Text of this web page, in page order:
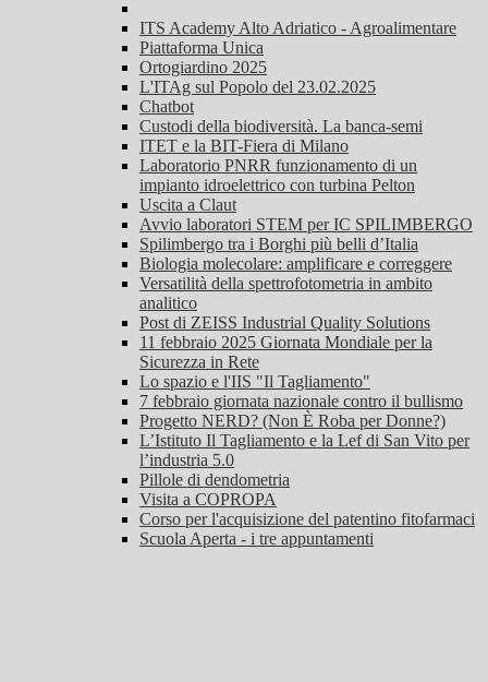
ITS Academy Alto Adriatico - Agroalimentare
Piattaforma Unica
Ortogiardino 2025
L'ITAg sul Popolo del 23.02.2025
Chatbot
Custodi della biodiversità. La banca-semi
ITET e la BIT-Fiera di Milano
Laboratorio PNRR funzionamento di un
impianto idroelettrico con turbina Pelton
Uscita a Claut
Avvio laboratori STEM per IC SPILIMBERGO
Spilimbergo tra i Borghi più belli d’Italia
Biologia molecolare: amplificare e correggere
Versatilità della spettrofotometria in ambito
analitico
Post di ZEISS Industrial Quality Solutions
11 febbraio 2025 Giornata Mondiale per la
Sicurezza in Rete
Lo spazio e l'IIS "Il Tagliamento"
7 febbraio giornata nazionale contro il bullismo
Progetto NERD? (Non È Roba per Donne?)
L’Istituto Il Tagliamento e la Lef di San Vito per
l’industria 5.0
Pillole di dendometria
Visita a COPROPA
Corso per l'acquisizione del patentino fitofarmaci
Scuola Aperta - i tre appuntamenti